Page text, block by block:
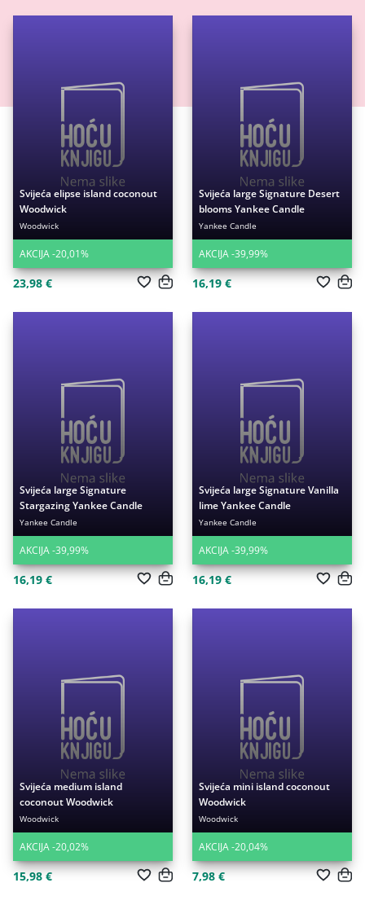
Svijeća elipse island coconout
Woodwick
Woodwick
AKCIJA -20,01%
23,98 €
Svijeća large Signature Desert
blooms Yankee Candle
Yankee Candle
AKCIJA -39,99%
16,19 €
Svijeća large Signature
Stargazing Yankee Candle
Yankee Candle
AKCIJA -39,99%
16,19 €
Svijeća large Signature Vanilla
lime Yankee Candle
Yankee Candle
AKCIJA -39,99%
16,19 €
Svijeća medium island
coconout Woodwick
Woodwick
AKCIJA -20,02%
15,98 €
Svijeća mini island coconout
Woodwick
Woodwick
AKCIJA -20,04%
7,98 €